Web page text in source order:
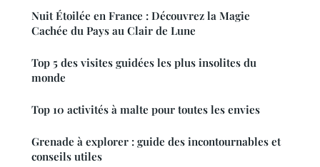
Nuit Étoilée en France : Découvrez la Magie
Cachée du Pays au Clair de Lune
Top 5 des visites guidées les plus insolites du
monde
Top 10 activités à malte pour toutes les envies
Grenade à explorer : guide des incontournables et
conseils utiles